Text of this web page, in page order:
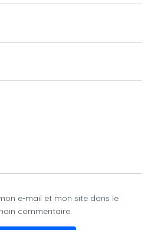
e-mail et mon site dans le
commentaire.